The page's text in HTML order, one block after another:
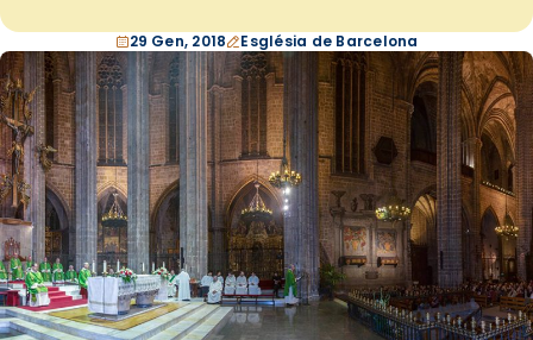
29 Gen, 2018 Església de Barcelona